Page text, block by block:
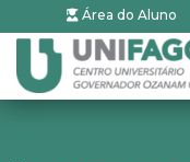
Área do Aluno